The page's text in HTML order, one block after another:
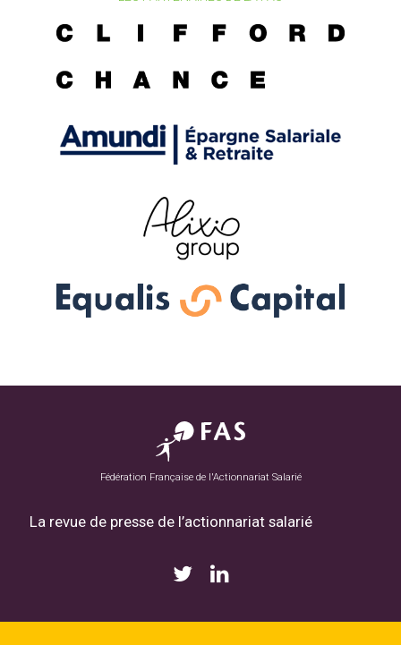
Fédération Française de l'Actionnariat Salarié
La revue de presse de l’actionnariat salarié